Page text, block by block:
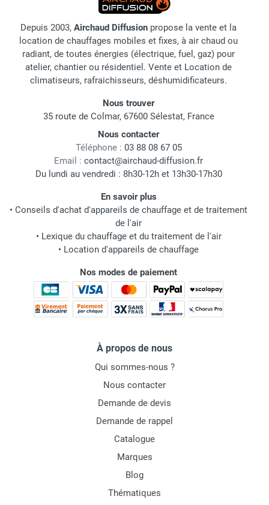
Depuis 2003, Airchaud Diffusion propose la vente et la
location de chauffages mobiles et fixes, à air chaud ou
radiant, de toutes énergies (électrique, fuel, gaz) pour
atelier, chantier ou résidentiel. Vente et Location de
climatiseurs, rafraichisseurs, déshumidificateurs.
Nous trouver
35 route de Colmar, 67600 Sélestat, France
Nous contacter
Téléphone : 03 88 08 67 05
Email : contact@airchaud-diffusion.fr
Du lundi au vendredi : 8h30-12h et 13h30-17h30
En savoir plus
• Conseils d'achat d'appareils de chauffage et de traitement
de l'air
• Lexique du chauffage et du traitement de l'air
• Location d'appareils de chauffage
Nos modes de paiement
À propos de nous
Qui sommes-nous ?
Nous contacter
Demande de devis
Demande de rappel
Catalogue
Marques
Blog
Thématiques